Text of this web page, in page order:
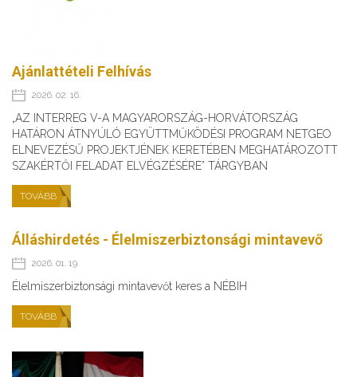
Ajánlattételi Felhívás
2026. 02. 16.
„AZ INTERREG V-A MAGYARORSZÁG-HORVÁTORSZÁG
HATÁRON ÁTNYÚLÓ EGYÜTTMŰKÖDÉSI PROGRAM NETGEO
ELNEVEZÉSŰ PROJEKTJÉNEK KERETÉBEN MEGHATÁROZOTT
SZAKÉRTŐI FELADAT ELVÉGZÉSÉRE” TÁRGYBAN
TOVÁBB
Álláshirdetés - Élelmiszerbiztonsági mintavevő
2026. 01. 19.
Élelmiszerbiztonsági mintavevőt keres a NÉBIH
TOVÁBB